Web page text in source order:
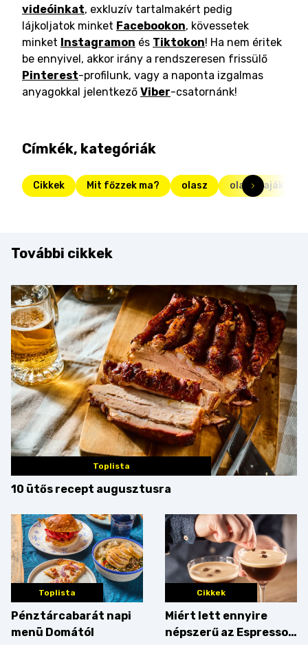
videóinkat, exkluzív tartalmakért pedig
lájkoljatok minket Facebookon, kövessetek
minket Instagramon és Tiktokon! Ha nem éritek
be ennyivel, akkor irány a rendszeresen frissülő
Pinterest-profilunk, vagy a naponta izgalmas
anyagokkal jelentkező Viber-csatornánk!
Címkék, kategóriák
Cikkek Mit főzzek ma? olasz olasz kaják
További cikkek
Toplista
10 ütős recept augusztusra
Toplista
Pénztárcabarát napi
menü Domától
Cikkek
Miért lett ennyire
népszerű az Espresso